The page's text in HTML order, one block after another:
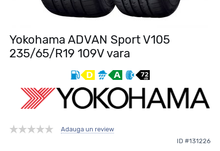
Yokohama ADVAN Sport V105
235/65/R19 109V vara
Adauga un review
ID #131226